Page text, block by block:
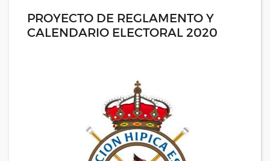
PROYECTO DE REGLAMENTO Y
CALENDARIO ELECTORAL 2020